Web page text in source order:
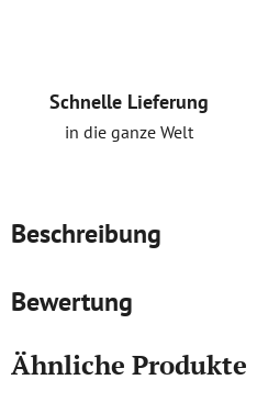
Schnelle Lieferung
in die ganze Welt
Beschreibung
Bewertung
Ähnliche Produkte